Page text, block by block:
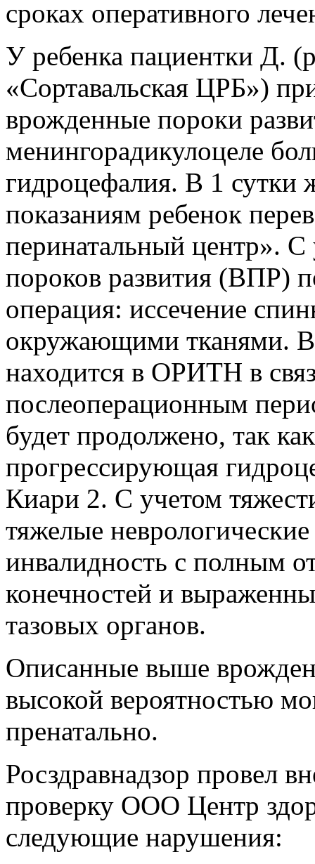
сроках оперативного
У ребенка пациентки Д.
«Сортавальская ЦРБ»)
врожденные пороки
менингорадикулоцеле
гидроцефалия. В 1 сутки
показаниям ребенок
перинатальный центр».
пороков развития (ВПР)
операция: иссечение
окружающими тканями. В
находится в ОРИТН в
послеоперационным
будет продолжено, так
прогрессирующая
Киари 2. С учетом
тяжелые
инвалидность с полным
конечностей и
тазовых органов.
Описанные выше
высокой вероятностью
пренатально.
Росздравнадзор провел
проверку ООО Центр
следующие нарушения: